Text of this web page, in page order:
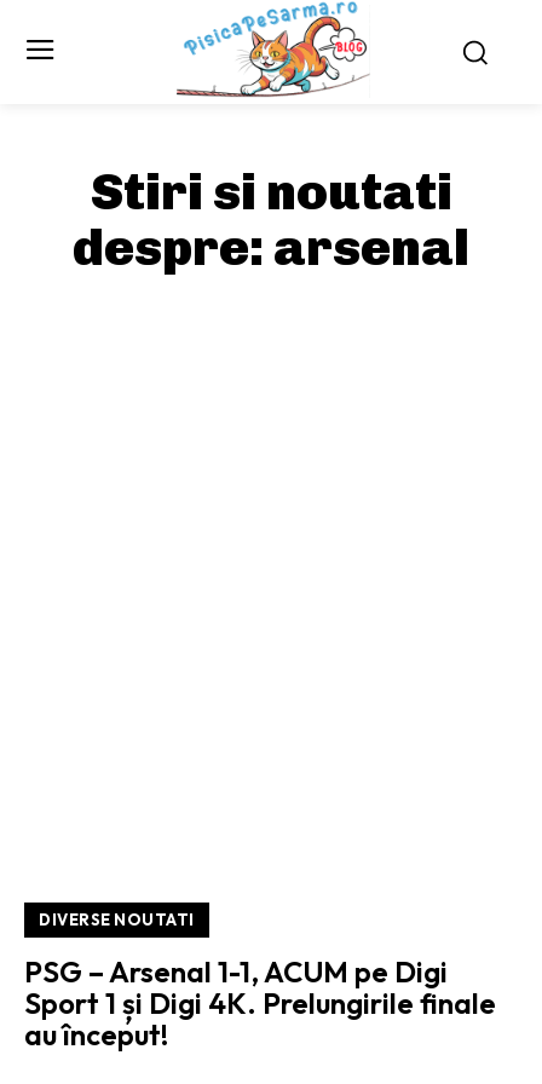
Stiri si noutati
despre: arsenal
DIVERSE NOUTATI
PSG – Arsenal 1-1, ACUM pe Digi
Sport 1 și Digi 4K. Prelungirile finale
au început!